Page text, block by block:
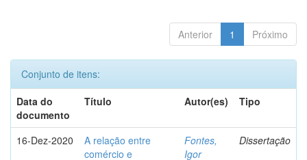
Anterior 1 Próximo
Conjunto de itens:
Data do
documento
Título Autor(es) Tipo
16-Dez-2020
A relação entre
comércio e
Fontes,
Igor
Dissertação